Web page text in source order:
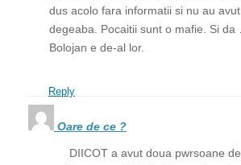
dus acolo fara informatii si nu au
degeaba. Pocaitii sunt o mafie. Si
Bolojan e de-al lor.
Reply
Oare de ce ?
DIICOT a avut doua pwrsoane